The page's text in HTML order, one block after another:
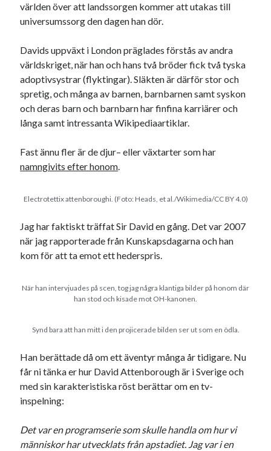
världen över att landssorgen kommer att utakas till
universumssorg den dagen han dör.
Davids uppväxt i London präglades förstås av andra
världskriget, när han och hans två bröder fick två tyska
adoptivsystrar (flyktingar). Släkten är därför stor och
spretig, och många av barnen, barnbarnen samt syskon
och deras barn och barnbarn har finfina karriärer och
långa samt intressanta Wikipediaartiklar.
Fast ännu fler är de djur– eller växtarter som har
namngivits efter honom.
Electrotettix attenboroughi. (Foto: Heads, et al./Wikimedia/CC BY 4.0)
Jag har faktiskt träffat Sir David en gång. Det var 2007
när jag rapporterade från Kunskapsdagarna och han
kom för att ta emot ett hederspris.
När han intervjuades på scen, tog jag några klantiga bilder på honom där
han stod och kisade mot OH-kanonen.
Synd bara att han mitt i den projicerade bilden ser ut som en ödla.
Han berättade då om ett äventyr många år tidigare. Nu
får ni tänka er hur David Attenborough är i Sverige och
med sin karakteristiska röst berättar om en tv-
inspelning:
Det var en programserie som skulle handla om hur vi
människor har utvecklats från apstadiet. Jag var i en